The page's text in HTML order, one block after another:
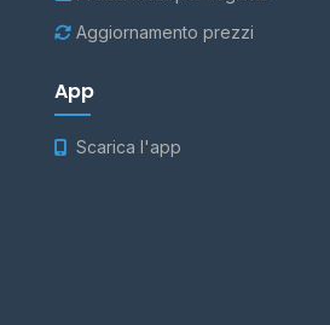
Aggiornamento prezzi
App
Scarica l'app